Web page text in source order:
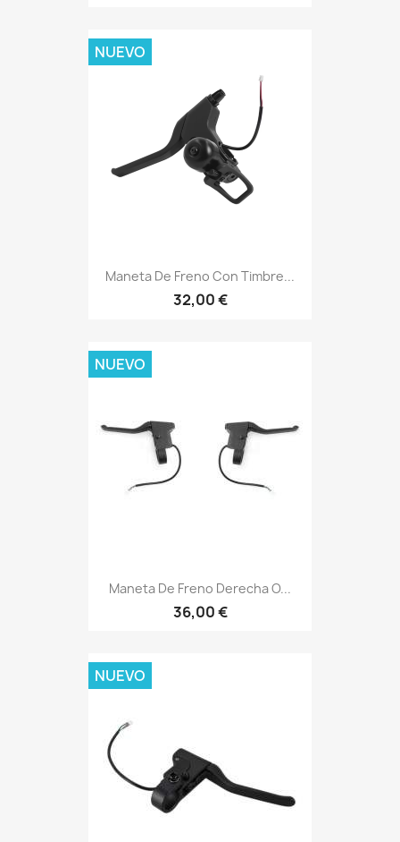
Maneta De Freno Con Timbre...
32,00 €
NUEVO
Maneta De Freno Derecha O...
36,00 €
NUEVO
NUEVO